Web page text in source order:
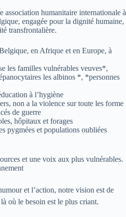
humanitaire internationale à
engagée pour la dignité humaine,
transfrontalière.
en Afrique et en Europe, à
les familles vulnérables veuves*,
les albinos *, *personnes
à l’hygiène
non a la violence sur toute les forme
de guerre
hôpitaux et forages
pygmées et populations oubliées
et une voix aux plus vulnérables.
et l’action, notre vision est de
où le besoin est le plus criant.